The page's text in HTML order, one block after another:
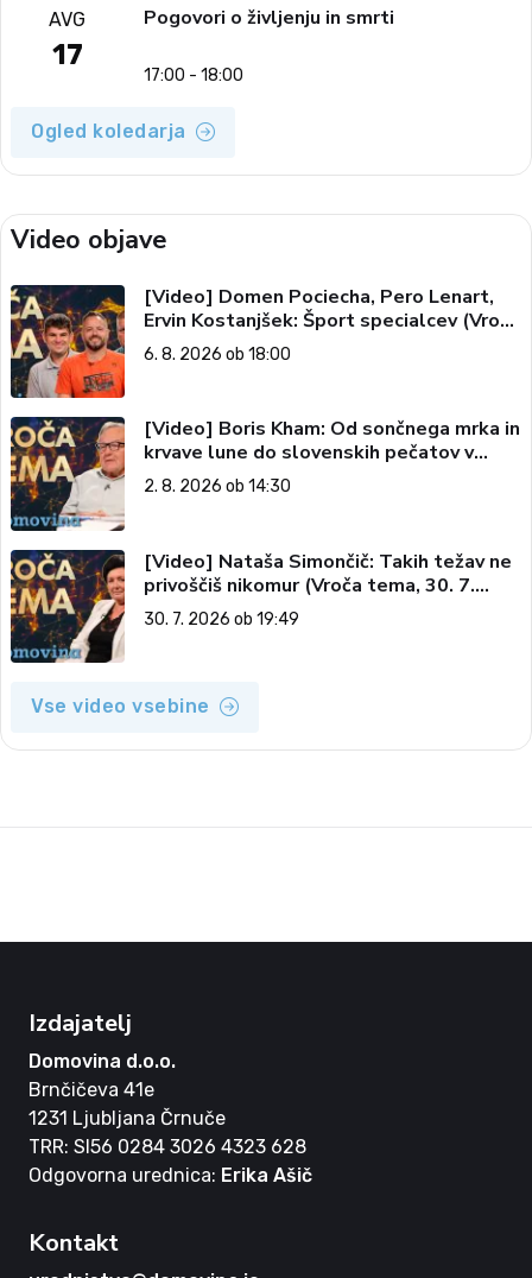
AVG
17
Pogovori o življenju in smrti
17:00 - 18:00
Ogled koledarja
Video objave
[Video] Domen Pociecha, Pero Lenart,
Ervin Kostanjšek: Šport specialcev (Vroča
tema, 6. 8. 2026)
6. 8. 2026 ob 18:00
[Video] Boris Kham: Od sončnega mrka in
krvave lune do slovenskih pečatov v
vesolju (Vroča tema, 2. 8. 2026)
2. 8. 2026 ob 14:30
[Video] Nataša Simončič: Takih težav ne
privoščiš nikomur (Vroča tema, 30. 7.
2026)
30. 7. 2026 ob 19:49
Vse video vsebine
Izdajatelj
Domovina d.o.o.
Brnčičeva 41e
1231 Ljubljana Črnuče
TRR: SI56 0284 3026 4323 628
Odgovorna urednica: Erika Ašič
Kontakt